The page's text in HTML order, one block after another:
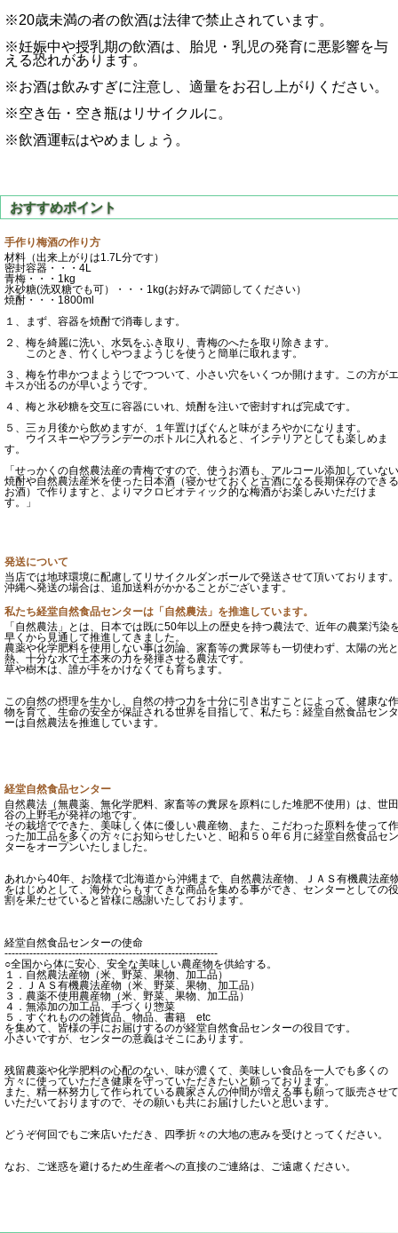
※20歳未満の者の飲酒は法律で禁止されています。
※妊娠中や授乳期の飲酒は、胎児・乳児の発育に悪影響を与
える恐れがあります。
※お酒は飲みすぎに注意し、適量をお召し上がりください。
※空き缶・空き瓶はリサイクルに。
※飲酒運転はやめましょう。
手作り梅酒の作り方
材料（出来上がりは1.7L分です）
密封容器・・・4L
青梅・・・1kg
氷砂糖(洗双糖でも可）・・・1kg(お好みで調節してください）
焼酎・・・1800ml
１、まず、容器を焼酎で消毒します。
２、梅を綺麗に洗い、水気をふき取り、青梅のへたを取り除きます。
このとき、竹くしやつまようじを使うと簡単に取れます。
３、梅を竹串かつまようじでつついて、小さい穴をいくつか開けます。この方がエ
キスが出るのが早いようです。
４、梅と氷砂糖を交互に容器にいれ、焼酎を注いで密封すれば完成です。
５、三ヵ月後から飲めますが、１年置けばぐんと味がまろやかになります。
ウイスキーやブランデーのボトルに入れると、インテリアとしても楽しめま
す。
「せっかくの自然農法産の青梅ですので、使うお酒も、アルコール添加していない
焼酎や自然農法産米を使った日本酒（寝かせておくと古酒になる長期保存のできる
お酒）で作りますと、よりマクロビオティック的な梅酒がお楽しみいただけま
す。」
発送について
当店では地球環境に配慮してリサイクルダンボールで発送させて頂いております。
沖縄へ発送の場合は、追加送料がかかることがございます。
私たち経堂自然食品センターは「自然農法」を推進しています。
「自然農法」とは、日本では既に50年以上の歴史を持つ農法で、近年の農業汚染
早くから見通して推進してきました。
農薬や化学肥料を使用しない事は勿論、家畜等の糞尿等も一切使わず、太陽の光と
熱、十分な水で土本来の力を発揮させる農法です。
草や樹木は、誰が手をかけなくても育ちます。
この自然の摂理を生かし、自然の持つ力を十分に引き出すことによって、健康な作
物を育て、生命の安全が保証される世界を目指して、私たち：経堂自然食品センタ
ーは自然農法を推進しています。
経堂自然食品センター
自然農法（無農薬、無化学肥料、家畜等の糞尿を原料にした堆肥不使用）は、世田
谷の上野毛が発祥の地です。
その栽培でできた、美味しく体に優しい農産物、また、こだわった原料を使って作
った加工品を多くの方々にお知らせしたいと、昭和５０年６月に経堂自然食品セン
ターをオープンいたしました。
あれから40年、お陰様で北海道から沖縄まで、自然農法産物、ＪＡＳ有機農法産
をはじめとして、海外からもすてきな商品を集める事ができ、センターとしての役
割を果たせていると皆様に感謝いたしております。
経堂自然食品センターの使命
------------------------------------------------------------
○全国から体に安心、安全な美味しい農産物を供給する。
１．自然農法産物（米、野菜、果物、加工品）
２．ＪＡＳ有機農法産物（米、野菜、果物、加工品）
３．農薬不使用農産物（米、野菜、果物、加工品）
４．無添加の加工品、手づくり惣菜
５．すぐれものの雑貨品、物品、書籍 etc
を集めて、皆様の手にお届けするのが経堂自然食品センターの役目です。
小さいですが、センターの意義はそこにあります。
残留農薬や化学肥料の心配のない、味が濃くて、美味しい食品を一人でも多くの
方々に使っていただき健康を守っていただきたいと願っております。
また、精一杯努力して作られている農家さんの仲間が増える事も願って販売させて
いただいておりますので、その願いも共にお届けしたいと思います。
どうぞ何回でもご来店いただき、四季折々の大地の恵みを受けとってください。
なお、ご迷惑を避けるため生産者への直接のご連絡は、ご遠慮ください。